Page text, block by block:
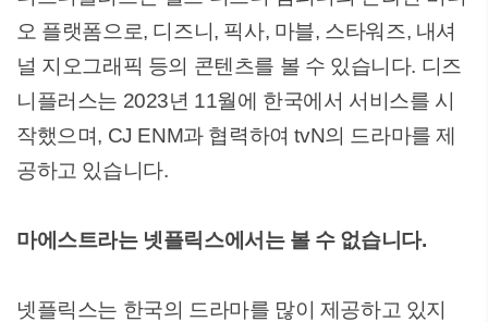
오 플랫폼으로, 디즈니, 픽사, 마블, 스타워즈, 내셔
널 지오그래픽 등의 콘텐츠를 볼 수 있습니다. 디즈
니플러스는 2023년 11월에 한국에서 서비스를 시
작했으며, CJ ENM과 협력하여 tvN의 드라마를 제
공하고 있습니다.
마에스트라는 넷플릭스에서는 볼 수 없습니다.
넷플릭스는 한국의 드라마를 많이 제공하고 있지